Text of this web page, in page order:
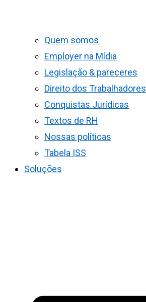
Quem somos
Employer na Mídia
Legislação & pareceres
Direito dos Trabalhadores
Conquistas Jurídicas
Textos de RH
Nossas políticas
Tabela ISS
Soluções